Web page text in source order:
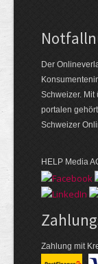
Der
Schweizer.
portalen
Schweizer
HELP Media
Zahlung mit